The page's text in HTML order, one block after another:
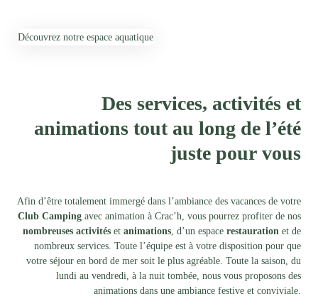
Découvrez notre espace aquatique
Des services, activités et
animations tout au long de l’été
juste pour vous
Afin d’être totalement immergé dans l’ambiance des vacances de votre
Club Camping avec animation à Crac’h, vous pourrez profiter de nos
nombreuses activités et animations, d’un espace restauration et de
nombreux services. Toute l’équipe est à votre disposition pour que
votre séjour en bord de mer soit le plus agréable. Toute la saison, du
lundi au vendredi, à la nuit tombée, nous vous proposons des
animations dans une ambiance festive et conviviale.